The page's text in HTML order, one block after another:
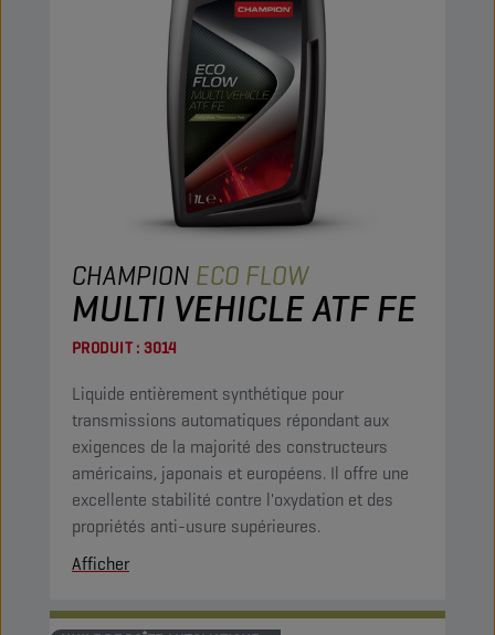
CHAMPION ECO FLOW
MULTI VEHICLE ATF FE
PRODUIT : 3014
Liquide entièrement synthétique pour
transmissions automatiques répondant aux
exigences de la majorité des constructeurs
américains, japonais et européens. Il offre une
excellente stabilité contre l'oxydation et des
propriétés anti-usure supérieures.
Afficher